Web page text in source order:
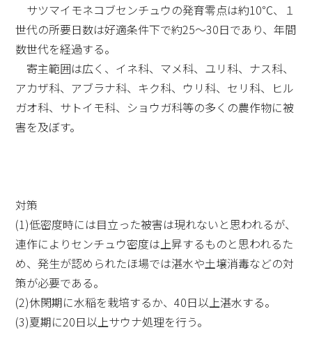
サツマイモネコブセンチュウの発育零点は約10℃、１
世代の所要日数は好適条件下で約25～30日であり、年間
数世代を経過する。
寄主範囲は広く、イネ科、マメ科、ユリ科、ナス科、
アカザ科、アブラナ科、キク科、ウリ科、セリ科、ヒル
ガオ科、サトイモ科、ショウガ科等の多くの農作物に被
害を及ぼす。
対策
(1)低密度時には目立った被害は現れないと思われるが、
連作によりセンチュウ密度は上昇するものと思われるた
め、発生が認められたほ場では湛水や土壌消毒などの対
策が必要である。
(2)休閑期に水稲を栽培するか、40日以上湛水する。
(3)夏期に20日以上サウナ処理を行う。